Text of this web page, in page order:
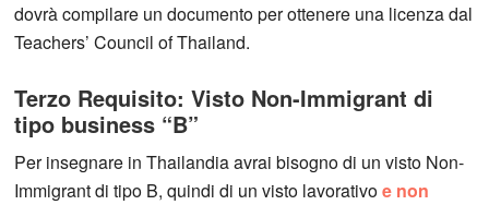
dovrà compilare un documento per ottenere una licenza dal
Teachers’ Council of Thailand.
Terzo Requisito: Visto Non-Immigrant di
tipo business “B”
Per insegnare in Thailandia avrai bisogno di un visto Non-
Immigrant di tipo B, quindi di un visto lavorativoe non